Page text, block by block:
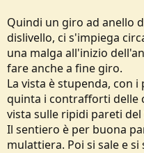
Quindi un giro ad anello
dislivello, ci s'impiega
una malga all'inizio
fare anche a fine giro.
La vista è stupenda, con
quinta i contrafforti delle
vista sulle ripidi pareti del
Il sentiero è per buona
mulattiera. Poi si sale e